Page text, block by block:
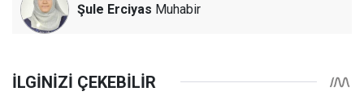
Şule Erciyas Muhabir